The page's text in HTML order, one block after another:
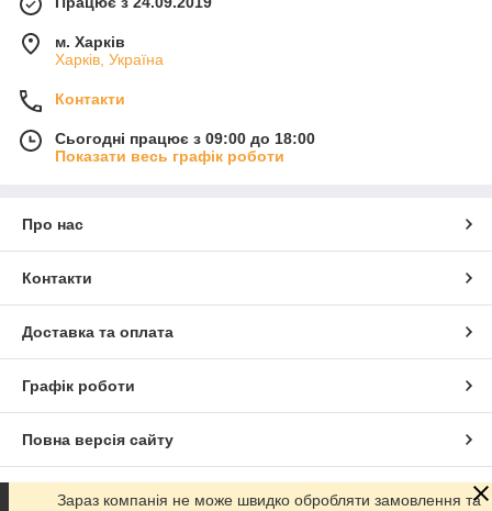
м. Харків
Харків, Україна
Контакти
Сьогодні працює з 09:00 до 18:00
Показати весь графік роботи
Про нас
Контакти
Доставка та оплата
Графік роботи
Повна версія сайту
Сайт створено на маркетплейсіProm.ua
Зараз компанія не може швидко обробляти замовлення та